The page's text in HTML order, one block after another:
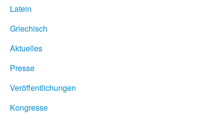
Latein
Griechisch
Aktuelles
Presse
Veröffentlichungen
Kongresse